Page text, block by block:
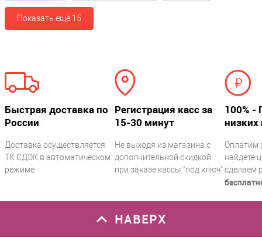
Показать ещё 15
Быстрая доставка по
России
Доставка осуществляется
ТК СДЭК в автоматическом
режиме
Регистрация касс за
15-30 минут
Не выходя из магазина с
дополнительной скидкой
при заказе кассы "под ключ"
100% -
низких
Оплатим
найдете
сделаем
НАВЕРХ